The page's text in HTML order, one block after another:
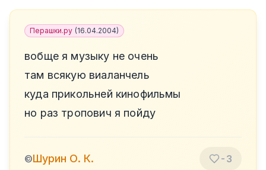
Перашки.ру (16.04.2004)
вобще я музыку не очень
там всякую виаланчель
куда прикольней кинофильмы
но раз тропович я пойду
©Шурин О. К. -3